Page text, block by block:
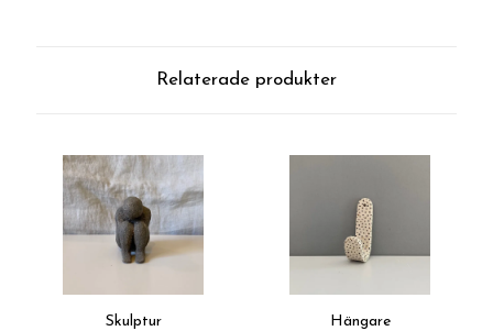
Relaterade produkter
Skulptur
Hängare